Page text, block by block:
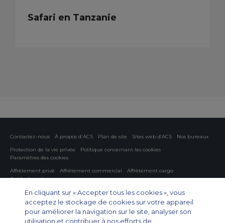
Safari en Tanzanie
Contactez-nous À propos d'ACS Plan de site Sites web d’ACS
Nos bureaux
Protection de la vie privée
Politique concernant les cookies
Paramètres des cookies
Affrètement privé
Affrètement commercial
Affrètement cargo
Guide des avions
Private Charter App
En cliquant sur « Accepter tous les cookies », vous
acceptez le stockage de cookies sur votre appareil
pour améliorer la navigation sur le site, analyser son
utilisation et contribuer à nos efforts de